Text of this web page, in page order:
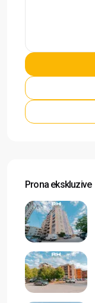
Prona ekskluzive